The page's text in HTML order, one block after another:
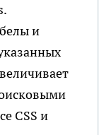
и
CSS и